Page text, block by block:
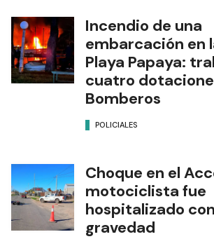
Incendio de una
embarcación en
Playa Papaya:
cuatro
Bomberos
POLICIALES
Choque en el
motociclista fue
hospitalizado
gravedad